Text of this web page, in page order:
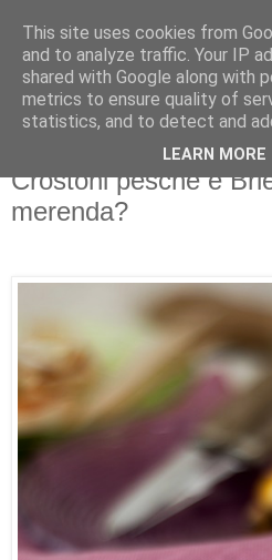
30 settembre 2015
Crostoni pesche e
merenda?
This site uses cookies from
and to analyze traffic. Your IP
shared with Google along with
metrics to ensure quality of
statistics, and to detect and
LEARN MORE